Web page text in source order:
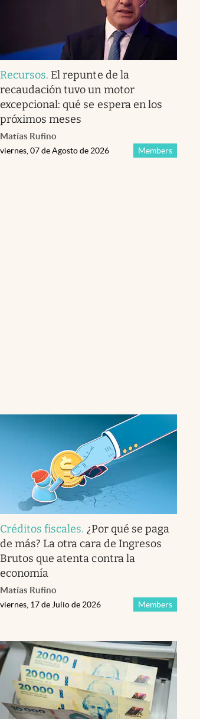
abre en nueva pestaña
Recursos. El repunte de la
recaudación tuvo un motor
excepcional: qué se espera en los
próximos meses
Matías Rufino
Members
viernes, 07 de Agosto de 2026
Créditos fiscales. ¿Por qué se paga
de más? La otra cara de Ingresos
Brutos que atenta contra la
economía
Matías Rufino
Members
viernes, 17 de Julio de 2026